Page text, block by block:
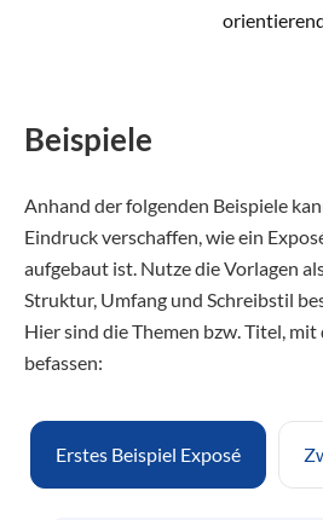
Beispiele
Anhand der folgenden Beispiele
Eindruck verschaffen, wie ein
aufgebaut ist. Nutze die Vorlagen
Struktur, Umfang und Schreibstil
Hier sind die Themen bzw. Titel,
befassen:
Erstes Beispiel Exposé